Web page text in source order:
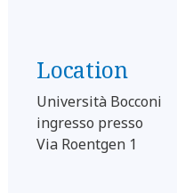
Location
Università Bocconi
ingresso presso
Via Roentgen 1